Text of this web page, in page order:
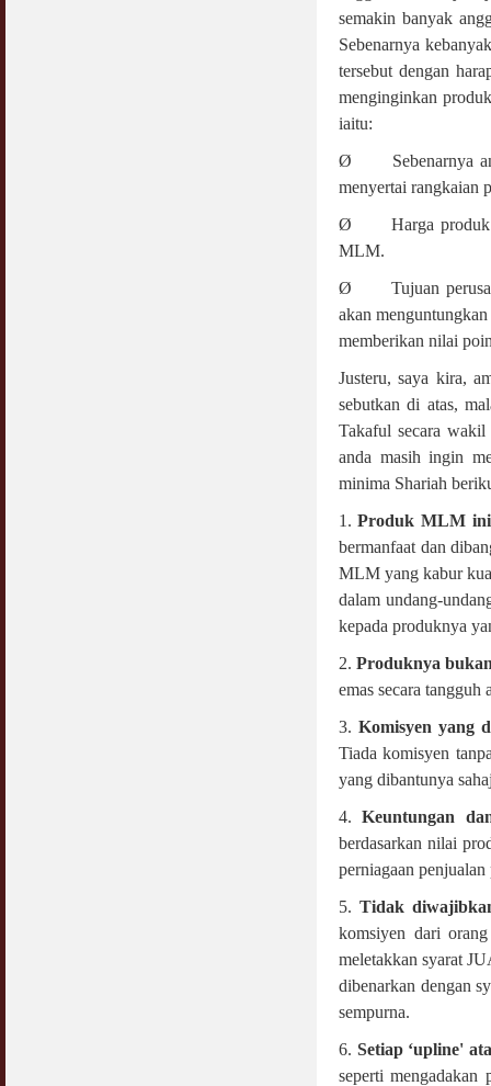
semakin banyak
Sebenarnya
tersebut dengan
menginginkan
iaitu:
Ø Sebenarnya
menyertai rangkaian
Ø Harga produk
MLM.
Ø Tujuan
akan
memberikan nilai
Justeru, saya kira,
sebutkan di atas,
Takaful secara
anda masih ingin
minima Shariah
1.Produk MLM ini
bermanfaat dan
MLM yang kabur
dalam undang-
kepada produknya
2. Produknya
emas secara tangguh
3. Komisyen yang
Tiada komisyen
yang dibantunya
4.Keuntungan
berdasarkan nilai
perniagaan
5.Tidak
komsiyen dari
meletakkan syarat
dibenarkan dengan
sempurna.
6. Setiap ‘upline'
seperti mengadakan